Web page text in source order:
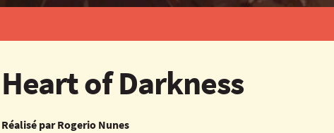
Heart of Darkness
Réalisé par Rogerio Nunes